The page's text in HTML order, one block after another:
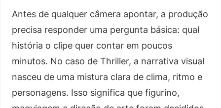
Antes de qualquer câmera apontar, a produção
precisa responder uma pergunta básica: qual
história o clipe quer contar em poucos
minutos. No caso de Thriller, a narrativa visual
nasceu de uma mistura clara de clima, ritmo e
personagens. Isso significa que figurino,